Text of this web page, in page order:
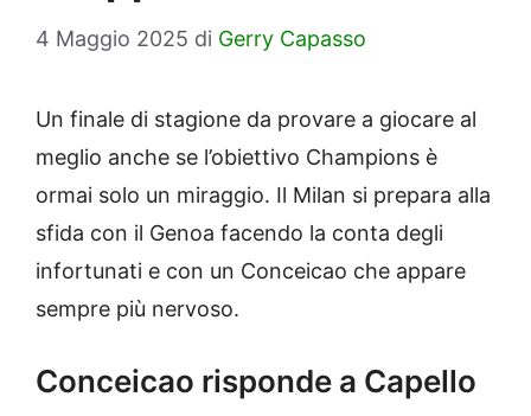
4 Maggio 2025 di Gerry Capasso
Un finale di stagione da provare a giocare al
meglio anche se l’obiettivo Champions è
ormai solo un miraggio. Il Milan si prepara alla
sfida con il Genoa facendo la conta degli
infortunati e con un Conceicao che appare
sempre più nervoso.
Conceicao risponde a Capello